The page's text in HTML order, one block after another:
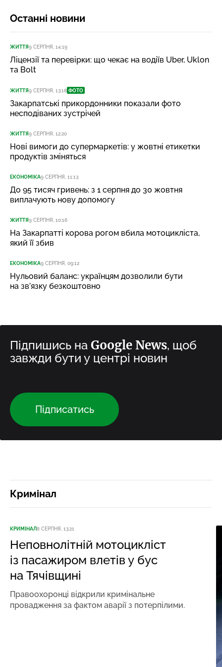
Останні новини
ЖИТТЯ9 СЕРПНЯ, 14:19
Ліцензії та перевірки: що чекає на водіїв Uber, Uklon
та Bolt
ЖИТТЯ9 СЕРПНЯ, 13:18 ФОТО
Закарпатські прикордонники показали фото
несподіваних зустрічей
ЖИТТЯ9 СЕРПНЯ, 12:20
Нові вимоги до супермаркетів: у жовтні етикетки
продуктів зміняться
ЕКОНОМІКА9 СЕРПНЯ, 11:13
До 95 тисяч гривень: з 1 серпня до 30 жовтня
виплачують нову допомогу
ЖИТТЯ9 СЕРПНЯ, 10:16
На Закарпатті корова рогом вбила мотоцикліста,
який її збив
ЕКОНОМІКА9 СЕРПНЯ, 09:12
Нульовий баланс: українцям дозволили бути
на зв’язку безкоштовно
Підпишись на Google News, щоб
завжди бути у центрі новин
Підписатись
Кримінал
КРИМІНАЛ8 СЕРПНЯ, 13:21
Неповнолітній мотоцикліст
із пасажиром влетів у бус
на Тячівщині
Правоохоронці відкрили кримінальне
провадження за фактом аварії з потерпілими.